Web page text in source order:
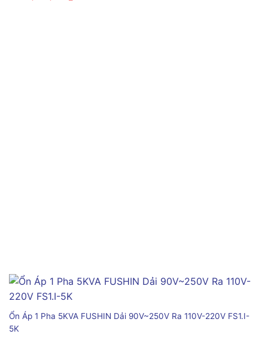
Ổn Áp 1 Pha 5KVA FUSHIN Dải 90V~250V Ra 110V-220V FS1.I-
5K